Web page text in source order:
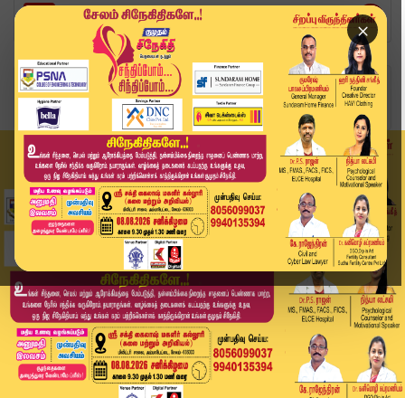
×
Home
வீடியோ ஸ்டோரி
#BREAKING : மகாவிஷ்ணு நீதிமன்றத்தில் ஆஜர்